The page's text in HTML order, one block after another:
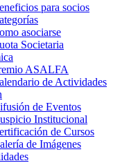
para socios
asociarse
Societaria
ASALFA
de Actividades
de Eventos
Institucional
de Cursos
de Imágenes